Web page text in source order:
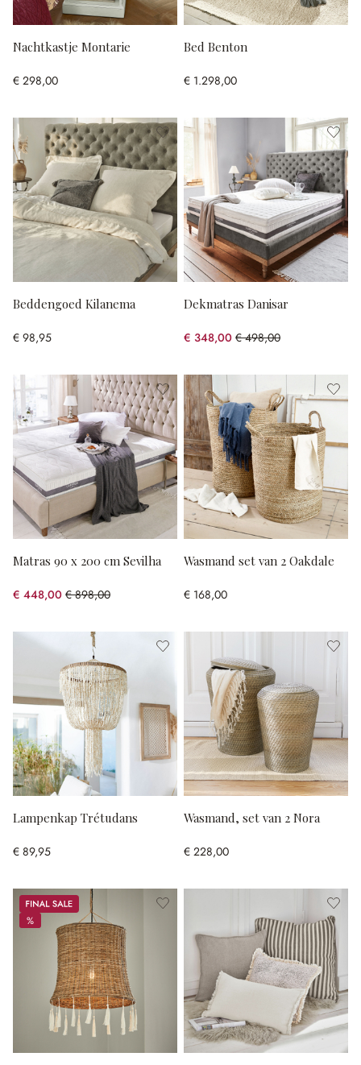
Nachtkastje Montarie
€ 298,00
Bed Benton
€ 1.298,00
Beddengoed Kilanema
€ 98,95
Dekmatras Danisar
€ 348,00 € 498,00
(30.12% gespart)
Matras 90 x 200 cm Sevilha
€ 448,00 € 898,00
(50.11% gespart)
Wasmand set van 2 Oakdale
€ 168,00
Lampenkap Trétudans
€ 89,95
Wasmand, set van 2 Nora
€ 228,00
Sale
%
%